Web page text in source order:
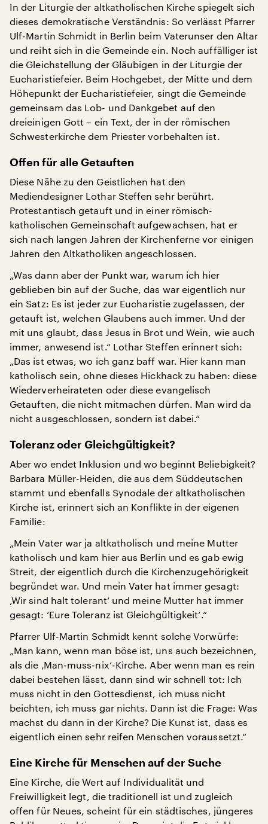
In der Liturgie der altkatholischen Kirche spiegelt sich
dieses demokratische Verständnis: So verlässt Pfarrer
Ulf-Martin Schmidt in Berlin beim Vaterunser den Altar
und reiht sich in die Gemeinde ein. Noch auffälliger ist
die Gleichstellung der Gläubigen in der Liturgie der
Eucharistiefeier. Beim Hochgebet, der Mitte und dem
Höhepunkt der Eucharistiefeier, singt die Gemeinde
gemeinsam das Lob- und Dankgebet auf den
dreieinigen Gott – ein Text, der in der römischen
Schwesterkirche dem Priester vorbehalten ist.
Offen für alle Getauften
Diese Nähe zu den Geistlichen hat den
Mediendesigner Lothar Steffen sehr berührt.
Protestantisch getauft und in einer römisch-
katholischen Gemeinschaft aufgewachsen, hat er
sich nach langen Jahren der Kirchenferne vor einigen
Jahren den Altkatholiken angeschlossen.
„Was dann aber der Punkt war, warum ich hier
geblieben bin auf der Suche, das war eigentlich nur
ein Satz: Es ist jeder zur Eucharistie zugelassen, der
getauft ist, welchen Glaubens auch immer. Und der
mit uns glaubt, dass Jesus in Brot und Wein, wie auch
immer, anwesend ist.“ Lothar Steffen erinnert sich:
„Das ist etwas, wo ich ganz baff war. Hier kann man
katholisch sein, ohne dieses Hickhack zu haben: diese
Wiederverheirateten oder diese evangelisch
Getauften, die nicht mitmachen dürfen. Man wird da
nicht ausgeschlossen, sondern ist dabei.“
Toleranz oder Gleichgültigkeit?
Aber wo endet Inklusion und wo beginnt Beliebigkeit?
Barbara Müller-Heiden, die aus dem Süddeutschen
stammt und ebenfalls Synodale der altkatholischen
Kirche ist, erinnert sich an Konflikte in der eigenen
Familie:
„Mein Vater war ja altkatholisch und meine Mutter
katholisch und kam hier aus Berlin und es gab ewig
Streit, der eigentlich durch die Kirchenzugehörigkeit
begründet war. Und mein Vater hat immer gesagt:
‚Wir sind halt tolerant‘ und meine Mutter hat immer
gesagt: ‘Eure Toleranz ist Gleichgültigkeit‘.“
Pfarrer Ulf-Martin Schmidt kennt solche Vorwürfe:
„Man kann, wenn man böse ist, uns auch bezeichnen,
als die ‚Man-muss-nix‘-Kirche. Aber wenn man es rein
dabei bestehen lässt, dann sind wir schnell tot: Ich
muss nicht in den Gottesdienst, ich muss nicht
beichten, ich muss gar nichts. Dann ist die Frage: Was
machst du dann in der Kirche? Die Kunst ist, dass es
eigentlich einen sehr reifen Menschen voraussetzt.“
Eine Kirche für Menschen auf der Suche
Eine Kirche, die Wert auf Individualität und
Freiwilligkeit legt, die traditionell ist und zugleich
offen für Neues, scheint für ein städtisches, jüngeres